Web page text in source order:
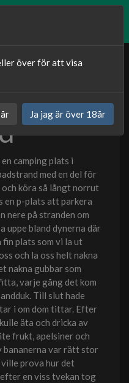
Kategori:Sexnoveller
camping plats i
med en del för
och köra så långt norrut
en p-plats att parkera
nere på stranden om
uppe bland dynerna där
plats som vi la ut
och la oss helt nakna
nakna gubbar som
varje gång det kom
Till slut hade
i om dom tittar. Efter
äta och dricka av
frukt, apelsiner och
bananerna var rätt stor
prova hur det
en viss tvekan tog
över för att visa
Ja jag är över 18år